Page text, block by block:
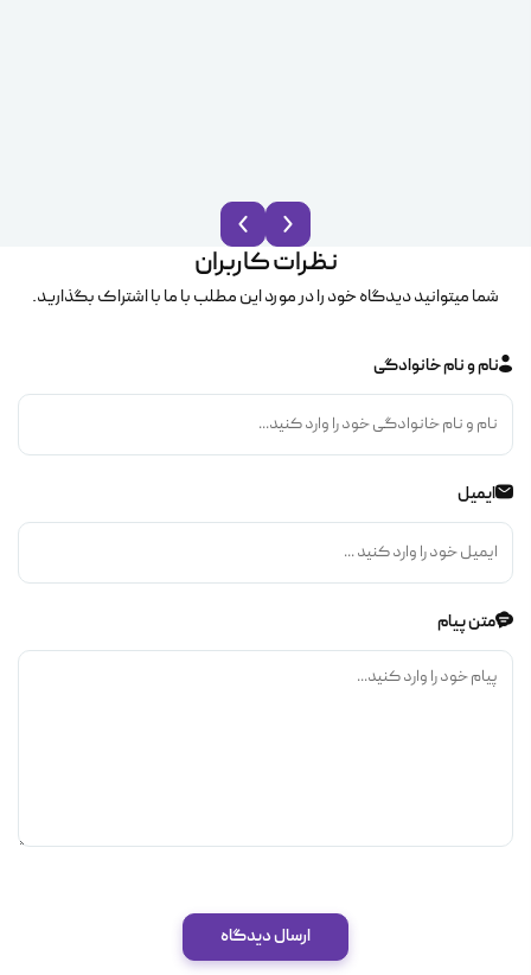
نظرات کاربران
شما میتوانید دیدگاه خود را در مورد این مطلب با ما با اشتراک بگذارید.
نام و نام خانوادگی
ایمیل
متن پیام
ارسال دیدگاه